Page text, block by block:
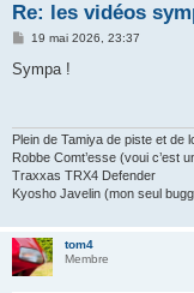
Re: les vidéos
M
s
s
19 mai 2026, 23:37
Sympa !
Plein de Tamiya de piste et de
Robbe Comt’esse (voui c’est
Traxxas TRX4 Defender
Kyosho Javelin (mon seul
tom4
Membre